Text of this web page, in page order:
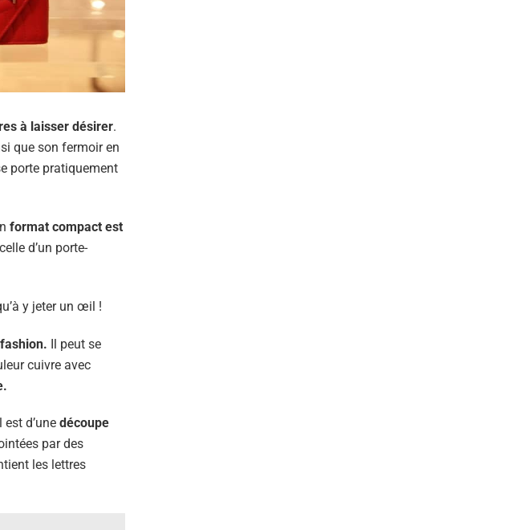
à laisser désirer.
que son fermoir en
porte pratiquement
format compact est
d’un porte-
y jeter un œil !
Il peut se
cuivre avec
d’une découpe
par des
les lettres